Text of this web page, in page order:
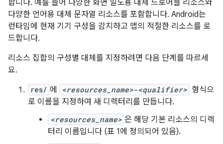
합니다. 예를 들어 다양한 화면 밀도용 대체 드로어블 리소스와
다양한 언어용 대체 문자열 리소스를 포함합니다. Android는
런타임에 현재 기기 구성을 감지하고 앱의 적절한 리소스를 로
드합니다.
리소스 집합의 구성별 대체를 지정하려면 다음 단계를 따르세
요.
res/ 에 <resources_name>-<qualifier> 형식으
로 이름을 지정하여 새 디렉터리를 만듭니다.
<resources_name> 은 해당 기본 리소스의 디렉
터리 이름입니다 (표 1에 정의되어 있음).